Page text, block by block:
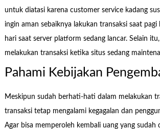
untuk diatasi karena customer service kadang
ingin aman sebaiknya lakukan transaksi saat pagi
hari saat server platform sedang lancar. Selain
melakukan transaksi ketika situs sedang
Pahami Kebijakan
Meskipun sudah berhati-hati dalam melakukan
transaksi tetap mengalami kegagalan dan
Agar bisa memperoleh kembali uang yang sudah